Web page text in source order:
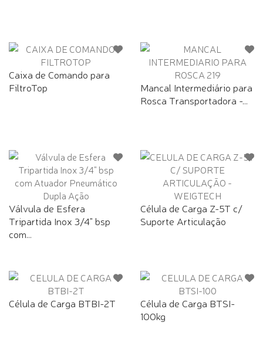
Caixa de Comando para
FiltroTop
Mancal Intermediário para
Rosca Transportadora -...
Válvula de Esfera
Tripartida Inox 3/4" bsp
com...
Célula de Carga Z-5T c/
Suporte Articulação
Célula de Carga BTBI-2T
Célula de Carga BTSI-
100kg